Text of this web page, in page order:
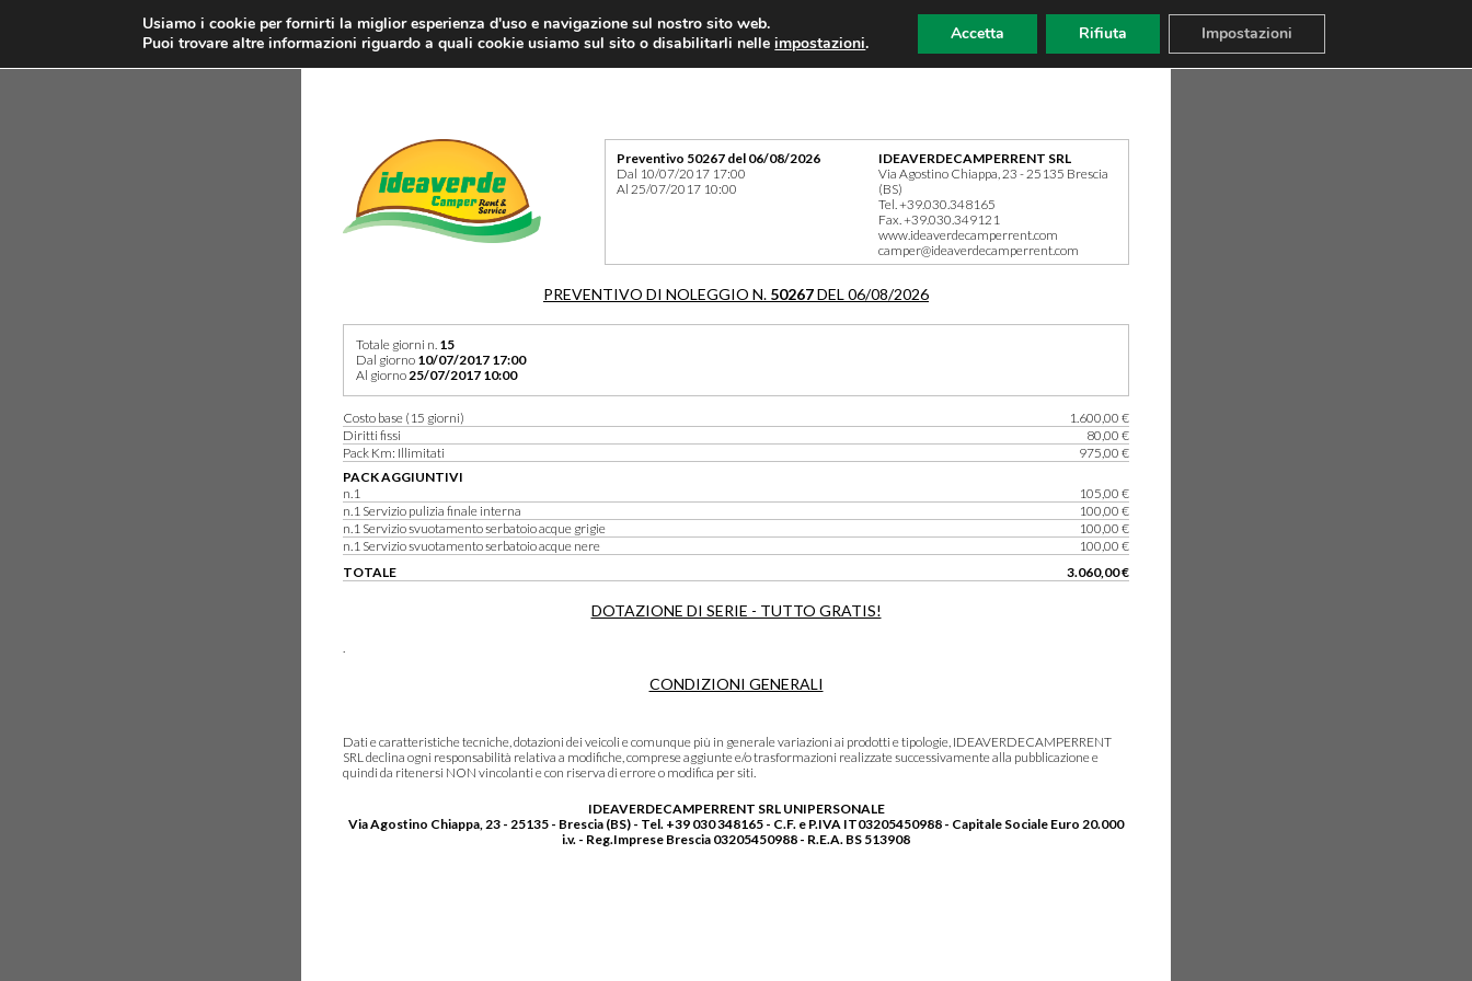
IDEAVERDECAMPERRENT SRL
Via Agostino Chiappa, 23 - 25135 Brescia
(BS)
Tel. +39.030.348165
Fax. +39.030.349121
www.ideaverdecamperrent.com
camper@ideaverdecamperrent.com
Preventivo 50267 del 06/08/2026
Dal 10/07/2017 17:00
Al 25/07/2017 10:00
PREVENTIVO DI NOLEGGIO N. 50267DEL 06/08/2026
Totale giorni n. 15
Dal giorno 10/07/2017 17:00
Al giorno25/07/2017 10:00
Costo base (15 giorni)
1.600,00 €
Diritti fissi
80,00 €
Pack Km: Illimitati
975,00 €
PACK AGGIUNTIVI
n.1
105,00 €
n.1 Servizio pulizia finale interna
100,00 €
n.1 Servizio svuotamento serbatoio acque grigie
100,00 €
n.1 Servizio svuotamento serbatoio acque nere
100,00 €
TOTALE
3.060,00 €
DOTAZIONE DI SERIE - TUTTO GRATIS!
CONDIZIONI GENERALI
Dati e caratteristiche tecniche, dotazioni dei veicoli e comunque più in generale variazioni ai prodotti e tipologie, IDEAVERDECAMPERRENT
SRL declina ogni responsabilità relativa a modifiche, comprese aggiunte e/o trasformazioni realizzate successivamente alla pubblicazione e
quindi da ritenersi NON vincolanti e con riserva di errore o modifica per siti.
IDEAVERDECAMPERRENT SRL UNIPERSONALE
Via Agostino Chiappa, 23 - 25135 - Brescia (BS) - Tel. +39 030 348165 - C.F. e P.IVA IT03205450988 - Capitale Sociale Euro 20.000
i.v. - Reg.Imprese Brescia 03205450988 - R.E.A. BS 513908
Usiamo i cookie per fornirti la miglior esperienza d'uso e navigazione sul nostro sito web.
Puoi trovare altre informazioni riguardo a quali cookie usiamo sul sito o disabilitarli nelleimpostazioni. Accetta Rifiuta Impostazioni